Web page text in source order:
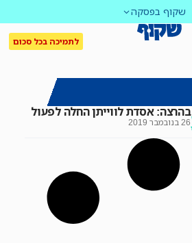
שקוף בפסקה
לתמיכה בכל סכום
בהרצה: אסדת לווייתן החלה לפעול
26 בנובמבר 2019